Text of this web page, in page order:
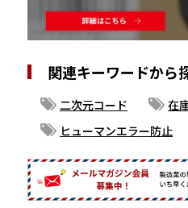
関連キーワードから
二次元コード
在
ヒューマンエラー防止